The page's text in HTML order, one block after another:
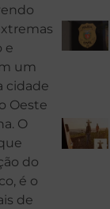
e
um
cidade
Oeste
O
do
é o
de